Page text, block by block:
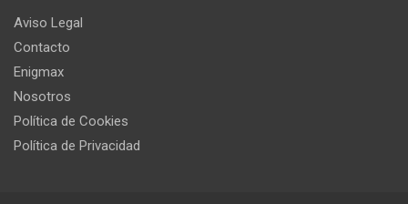
Aviso Legal
Contacto
Enigmax
Nosotros
Política de Cookies
Política de Privacidad